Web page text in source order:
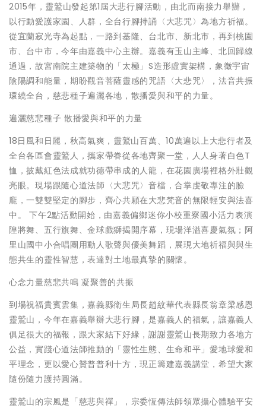
2015年，靈鷲山發起第1屆大悲行腳活動，由北而南接力舉辦，
以行動愛護家園、人群，全台行腳持誦〈大悲咒〉為地方祈福。
從宜蘭寂光寺為起點，一路到基隆、台北市、新北市，再到桃園
市、台中市，今年由嘉義中心主辦。嘉義有玉山主峰、北回歸線
通過，故宮南院主建築物的「太極」S造形虛實架構，象徵宇宙
陰陽調和能量，期盼觀音菩薩靈感的咒語〈大悲咒〉，法音共振
環繞全台，慈悲種子遍灑各地，散播愛與和平的力量。
遍灑慈悲種子 散播愛與和平的力量
18日風和日麗，秋高氣爽，靈鷲山百萬、10萬遍以上大悲行者及
全台各區會靈鷲人，攜家帶眷從各地齊聚一堂，人人身著白色T
恤，披戴紅色法成就功德帶串成的人龍，在花園廣場裡格外壯觀
亮眼。現場跟隨心道法師〈大悲咒〉音檔，合掌虔敬專注的臉
龐，一雙雙堅定的腳步，齊心共願在大悲梵音的無限輕安與法喜
中。 下午2點活動開始，由嘉義偏鄉迷你小校重寮國小活力表演
隍將舞、五行旗舞、金球戲獅揭開序幕，現場洋溢喜慶氣氛；阿
里山國中小合唱團用動人歌聲與優美舞蹈，展現大地祈福與與生
態共生的靈性智慧，表達對土地最真摯的關懷。
心念力量慈悲共鳴 凝聚善的共振
到場祝福貴賓雲集，嘉義縣衛生局長趙紋華代表縣長翁章梁感恩
靈鷲山，今年在嘉義舉辦大悲行腳，是嘉義人的福氣，讓嘉義人
俱足很大的福報，跟大家結下好緣，謝謝靈鷲山長期致力各地方
公益，實踐心道法師推動的「靈性生態、生命和平」愛地球愛和
平理念，更以愛心贊普普利十方，現正籌建嘉義講堂，希望大家
隨份隨力護持圓滿。
靈鷲山的宗風是「慈悲與禪」，宗委恆傳法師領眾攝心體驗平安